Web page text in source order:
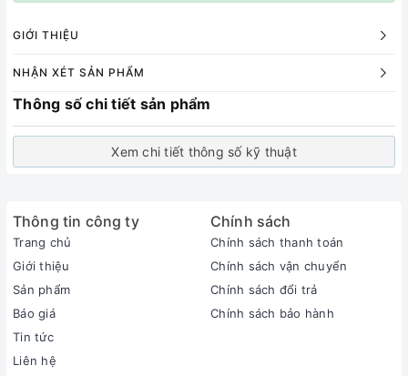
GIỚI THIỆU
NHẬN XÉT SẢN PHẨM
Thông số chi tiết sản phẩm
Xem chi tiết thông số kỹ thuật
Thông tin công ty
Trang chủ
Giới thiệu
Sản phẩm
Báo giá
Tin tức
Liên hệ
Chính sách
Chính sách thanh toán
Chính sách vận chuyển
Chính sách đổi trả
Chính sách bảo hành